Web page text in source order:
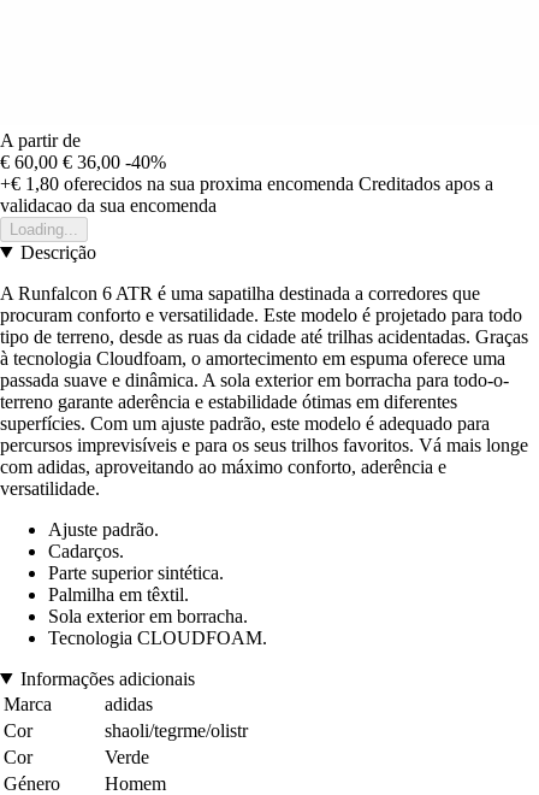
A partir de
€ 60,00 € 36,00 -40%
+€ 1,80 oferecidos na sua proxima encomenda Creditados apos a
validacao da sua encomenda
Loading...
Descrição
A Runfalcon 6 ATR é uma sapatilha destinada a corredores que
procuram conforto e versatilidade. Este modelo é projetado para todo
tipo de terreno, desde as ruas da cidade até trilhas acidentadas. Graças
à tecnologia Cloudfoam, o amortecimento em espuma oferece uma
passada suave e dinâmica. A sola exterior em borracha para todo-o-
terreno garante aderência e estabilidade ótimas em diferentes
superfícies. Com um ajuste padrão, este modelo é adequado para
percursos imprevisíveis e para os seus trilhos favoritos. Vá mais longe
com adidas, aproveitando ao máximo conforto, aderência e
versatilidade.
Ajuste padrão.
Cadarços.
Parte superior sintética.
Palmilha em têxtil.
Sola exterior em borracha.
Tecnologia CLOUDFOAM.
Informações adicionais
Marca
adidas
Cor
shaoli/tegrme/olistr
Cor
Verde
Género
Homem